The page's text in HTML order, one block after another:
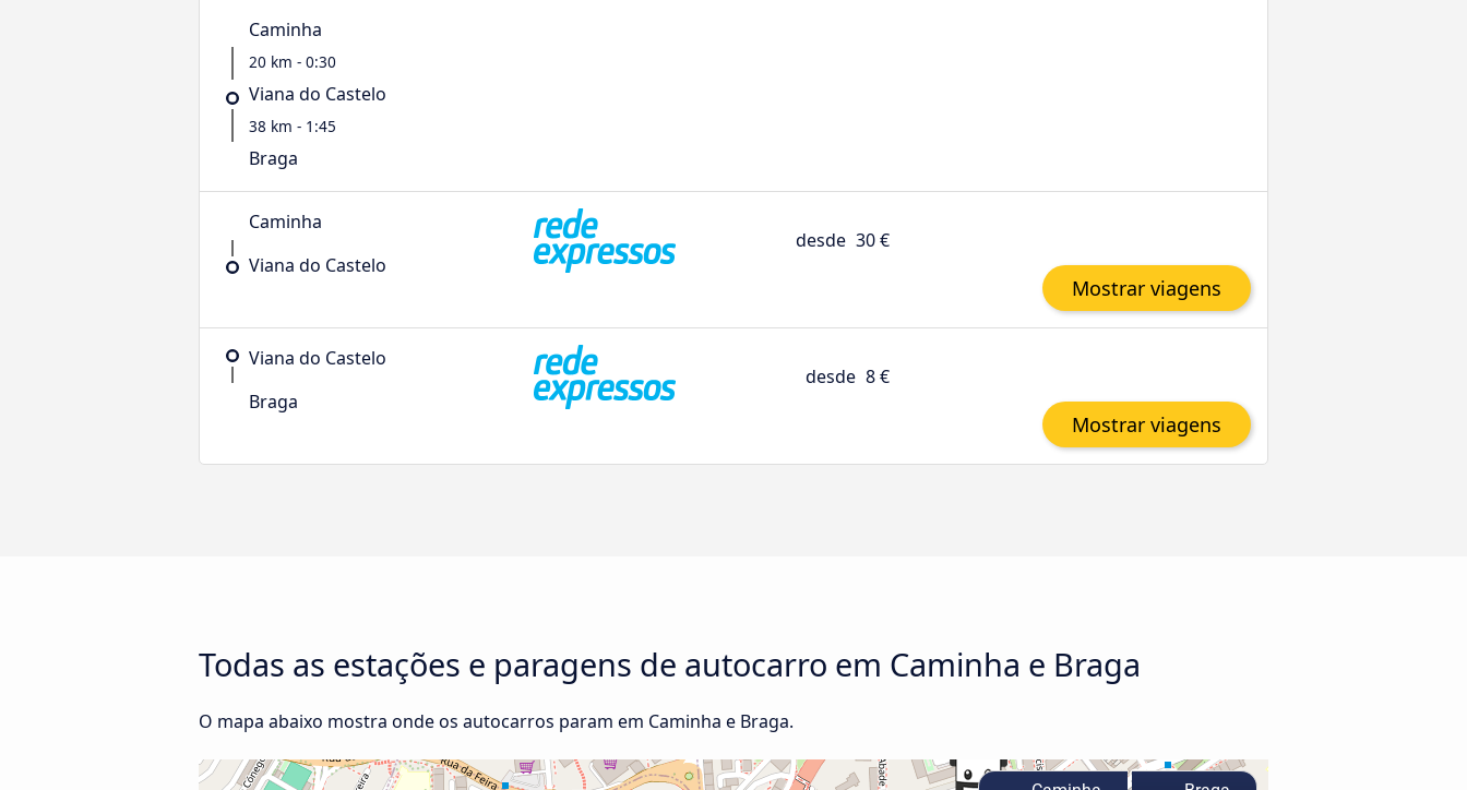
Caminha
20 km - 0:30
Viana do Castelo
38 km - 1:45
Braga
Caminha
Viana do Castelo
desde 30 €
Mostrar viagens
Viana do Castelo
Braga
desde 8 €
Mostrar viagens
Todas as estações e paragens de autocarro em Caminha e Braga
O mapa abaixo mostra onde os autocarros param em Caminha e Braga.